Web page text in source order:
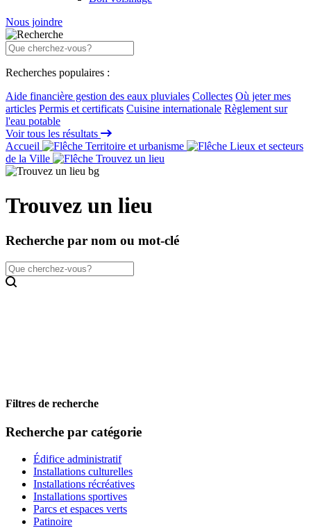
Nous joindre
Recherches populaires :
Aide financière gestion des eaux pluviales Collectes Où jeter mes
articles Permis et certificats Cuisine internationale Règlement sur
l'eau potable
Voir tous les résultats
Accueil
Territoire et urbanisme
Lieux et secteurs
de la Ville
Trouvez un lieu
Trouvez un lieu
Recherche par nom ou mot-clé
Filtres de recherche
Recherche par catégorie
Édifice administratif
Installations culturelles
Installations récréatives
Installations sportives
Parcs et espaces verts
Patinoire